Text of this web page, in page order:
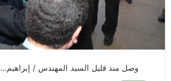
وصل منذ قليل السيد المهندس / إبراهيم…